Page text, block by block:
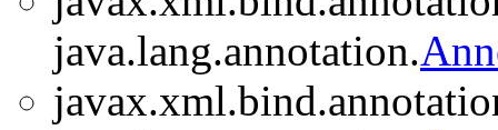
java.lang.annotation.